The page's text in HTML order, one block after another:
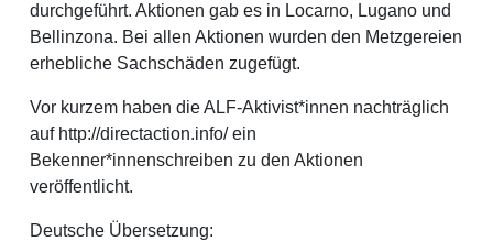
durchgeführt. Aktionen gab es in Locarno, Lugano und
Bellinzona. Bei allen Aktionen wurden den Metzgereien
erhebliche Sachschäden zugefügt.
Vor kurzem haben die ALF-Aktivist*innen nachträglich
auf http://directaction.info/ ein
Bekenner*innenschreiben zu den Aktionen
veröffentlicht.
Deutsche Übersetzung: